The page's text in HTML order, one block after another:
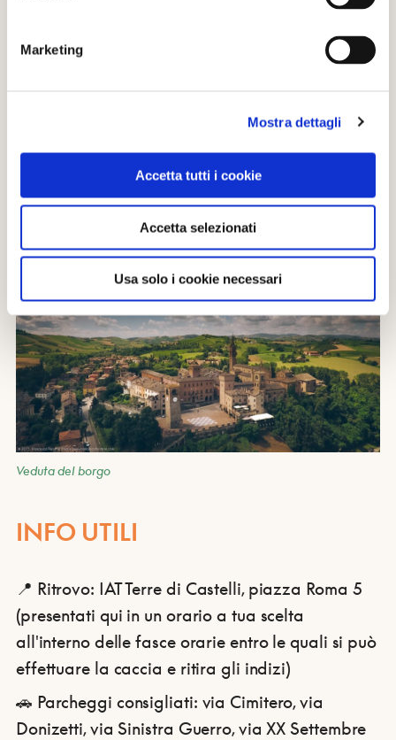
Marketing
Mostra dettagli
Accetta tutti i cookie
Accetta selezionati
Usa solo i cookie necessari
Vuoi vivere un’avventura con amici o famiglia
Vuoi scoprire luoghi autentici, lontani dal
turismo di massa
Veduta del borgo
INFO UTILI
📍 Ritrovo: IAT Terre di Castelli, piazza Roma 5
(presentati qui in un orario a tua scelta
all'interno delle fasce orarie entro le quali si può
effettuare la caccia e ritira gli indizi)
🚗 Parcheggi consigliati: via Cimitero, via
Donizetti, via Sinistra Guerro, via XX Settembre